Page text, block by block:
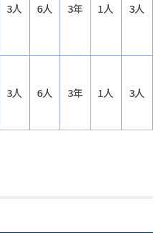
3人 6人 3年 1人 3人
3人 6人 3年 1人 3人